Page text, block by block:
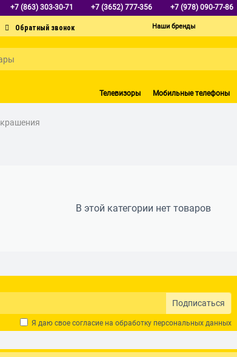
+7 (863) 303-30-71 +7 (3652) 777-356 +7 (978) 090-77-86
Наши бренды
Телевизоры Мобильные телефоны
В этой категории нет товаров
Подписаться
Я даю свое согласие на обработку персональных данных